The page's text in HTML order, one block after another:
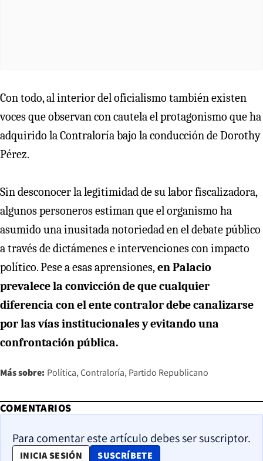
Con todo, al interior del oficialismo también existen
voces que observan con cautela el protagonismo que ha
adquirido la Contraloría bajo la conducción de Dorothy
Pérez.
Sin desconocer la legitimidad de su labor fiscalizadora,
algunos personeros estiman que el organismo ha
asumido una inusitada notoriedad en el debate público
a través de dictámenes e intervenciones con impacto
político. Pese a esas aprensiones,en Palacio
prevalece la convicción de que cualquier
diferencia con el ente contralor debe canalizarse
por las vías institucionales y evitando una
confrontación pública.
Más sobre: Política Contraloría Partido Republicano
COMENTARIOS
Para comentar este artículo debes ser suscriptor.
INICIA SESIÓN SUSCRÍBETE
OPENS IN NEW WINDOW